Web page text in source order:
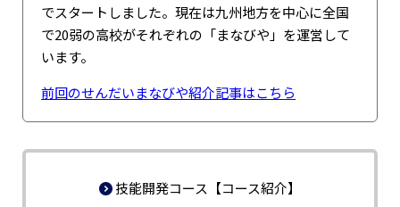
でスタートしました。現在は九州地方を中心に全国
で20弱の高校がそれぞれの「まなびや」を運営して
います。
前回のせんだいまなびや紹介記事はこちら
技能開発コース【コース紹介】